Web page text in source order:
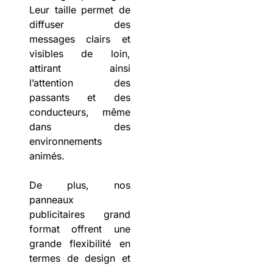
Leur taille permet de
diffuser des
messages clairs et
visibles de loin,
attirant ainsi
l’attention des
passants et des
conducteurs, même
dans des
environnements
animés.
De plus, nos
panneaux
publicitaires grand
format offrent une
grande flexibilité en
termes de design et